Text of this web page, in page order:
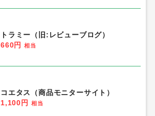
トラミー（旧:レビューブログ）
660円
相当
コエタス（商品モニターサイト）
1,100円
相当